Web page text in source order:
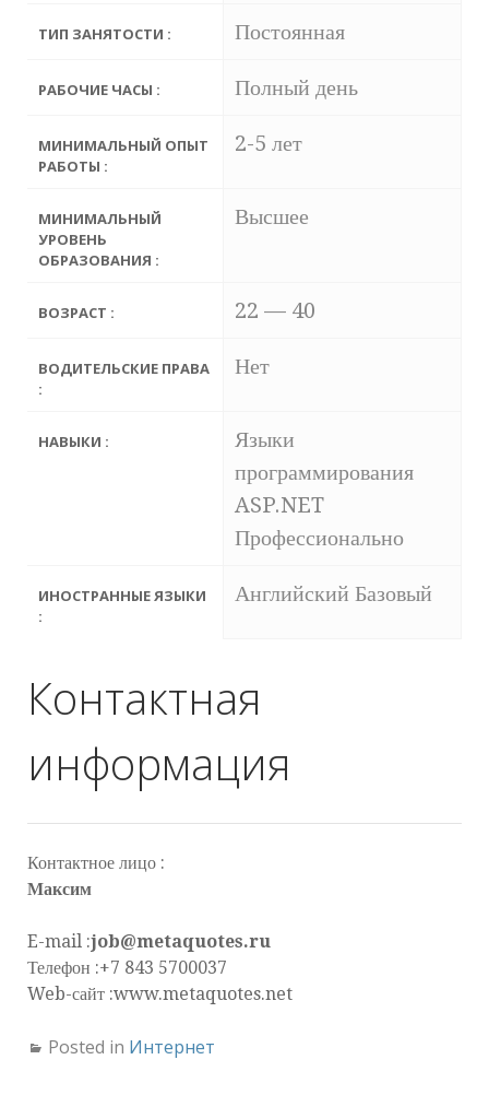
ТИП ЗАНЯТОСТИ : Постоянная
РАБОЧИЕ ЧАСЫ : Полный день
МИНИМАЛЬНЫЙ ОПЫТ
РАБОТЫ :
2-5 лет
МИНИМАЛЬНЫЙ
УРОВЕНЬ
ОБРАЗОВАНИЯ :
Высшее
ВОЗРАСТ : 22 — 40
ВОДИТЕЛЬСКИЕ ПРАВА
:
Нет
НАВЫКИ :
Языки
программирования
ASP.NET
Профессионально
ИНОСТРАННЫЕ ЯЗЫКИ
:
Английский Базовый
Контактная
информация
Контактное лицо :
Максим
E-mail :job@metaquotes.ru
Телефон :+7 843 5700037
Web-сайт :www.metaquotes.net
Posted in Интернет